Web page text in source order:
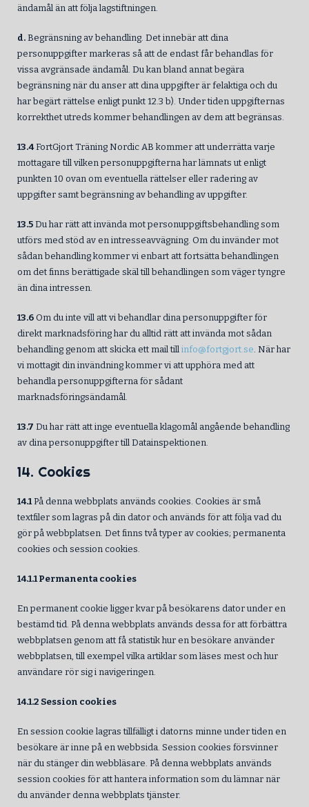
ändamål än att följa lagstiftningen.
d. Begränsning av behandling. Det innebär att dina
personuppgifter markeras så att de endast får behandlas för
vissa avgränsade ändamål. Du kan bland annat begära
begränsning när du anser att dina uppgifter är felaktiga och du
har begärt rättelse enligt punkt 12.3 b). Under tiden uppgifternas
korrekthet utreds kommer behandlingen av dem att begränsas.
13.4FortGjort Träning Nordic AB kommer att underrätta varje
mottagare till vilken personuppgifterna har lämnats ut enligt
punkten 10 ovan om eventuella rättelser eller radering av
uppgifter samt begränsning av behandling av uppgifter.
13.5 Du har rätt att invända mot personuppgiftsbehandling som
utförs med stöd av en intresseavvägning. Om du invänder mot
sådan behandling kommer vi enbart att fortsätta behandlingen
om det finns berättigade skäl till behandlingen som väger tyngre
än dina intressen.
13.6 Om du inte vill att vi behandlar dina personuppgifter för
direkt marknadsföring har du alltid rätt att invända mot sådan
behandling genom att skicka ett mail till info@fortgjort.se. När har
vi mottagit din invändning kommer vi att upphöra med att
behandla personuppgifterna för sådant
marknadsföringsändamål.
13.7 Du har rätt att inge eventuella klagomål angående behandling
av dina personuppgifter till Datainspektionen.
14. Cookies
14.1På denna webbplats används cookies. Cookies är små
textfiler som lagras på din dator och används för att följa vad du
gör på webbplatsen. Det finns två typer av cookies; permanenta
cookies och session cookies.
14.1.1 Permanenta cookies
En permanent cookie ligger kvar på besökarens dator under en
bestämd tid. På denna webbplats används dessa för att förbättra
webbplatsen genom att få statistik hur en besökare använder
webbplatsen, till exempel vilka artiklar som läses mest och hur
användare rör sig i navigeringen.
14.1.2 Session cookies
En session cookie lagras tillfälligt i datorns minne under tiden en
besökare är inne på en webbsida. Session cookies försvinner
när du stänger din webbläsare. På denna webbplats används
session cookies för att hantera information som du lämnar när
du använder denna webbplats tjänster.